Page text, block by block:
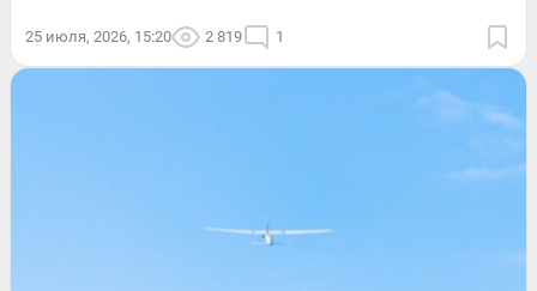
25 июля, 2026, 15:20 2 819 1